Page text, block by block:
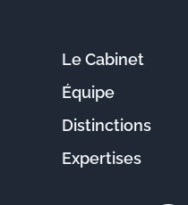
Le Cabinet
Équipe
Distinctions
Expertises